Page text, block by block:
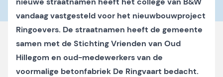
vandaag vastgesteld voor het nieuwbouwproject
Ringoevers. De straatnamen heeft de gemeente
samen met de Stichting Vrienden van Oud
Hillegom en oud-medewerkers van de
voormalige betonfabriek De Ringvaart bedacht.